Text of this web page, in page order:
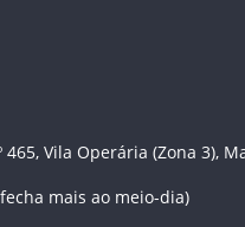
Vila Operária (Zona 3),
mais ao meio-dia)